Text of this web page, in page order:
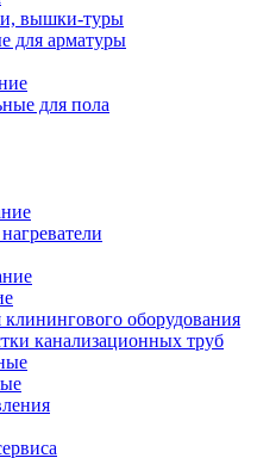
вышки-туры
для арматуры
для пола
оборудования
канализационных труб